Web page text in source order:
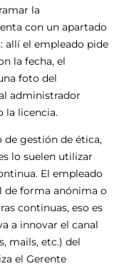
la
con un apartado
allí el empleado pide
la fecha, el
foto del
administrador
la licencia.
de gestión de ética,
lo suelen utilizar
El empleado
de forma anónima o
continuas, eso es
a innovar el canal
mails, etc.) del
el Gerente